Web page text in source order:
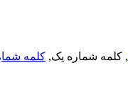
, کلمه شماره یک, کلمه